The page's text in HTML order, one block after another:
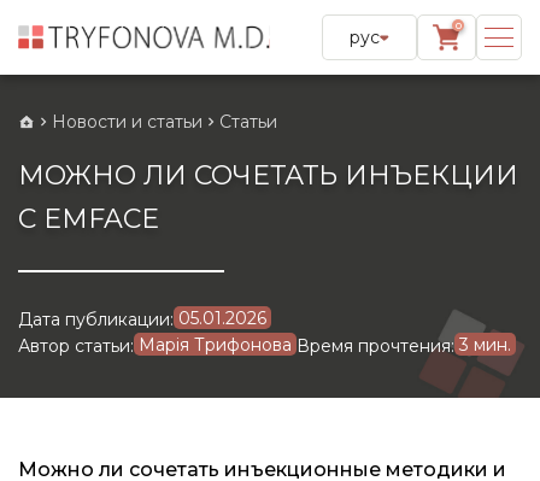
рус
0
Новости и статьи Статьи
МОЖНО ЛИ СОЧЕТАТЬ ИНЪЕКЦИИ
С EMFACE
Дата публикации: 05.01.2026
Автор статьи: Марія Трифонова Время прочтения: 3 мин.
Можно ли сочетать инъекционные методики и